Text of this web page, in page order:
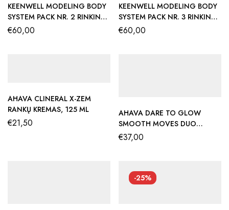
KEENWELL MODELING BODY
SYSTEM PACK NR. 2 RINKINYS
SU LIEKNĖJIMĄ
SKATINANČIOMIS
€60,00
KEENWELL MODELING BODY
SYSTEM PACK NR. 3 RINKINYS
SU KŪNĄ
STANGRINANČIOMIS
€60,00
AHAVA CLINERAL X-ZEM
RANKŲ KREMAS, 125 ML
€21,50
AHAVA DARE TO GLOW
SMOOTH MOVES DUO
DOVANŲ RINKINYS
€37,00
-25%